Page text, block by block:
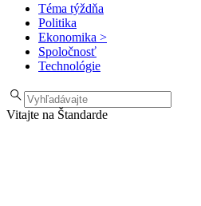
Téma týždňa
Politika
Ekonomika >
Spoločnosť
Technológie
Vitajte na Štandarde